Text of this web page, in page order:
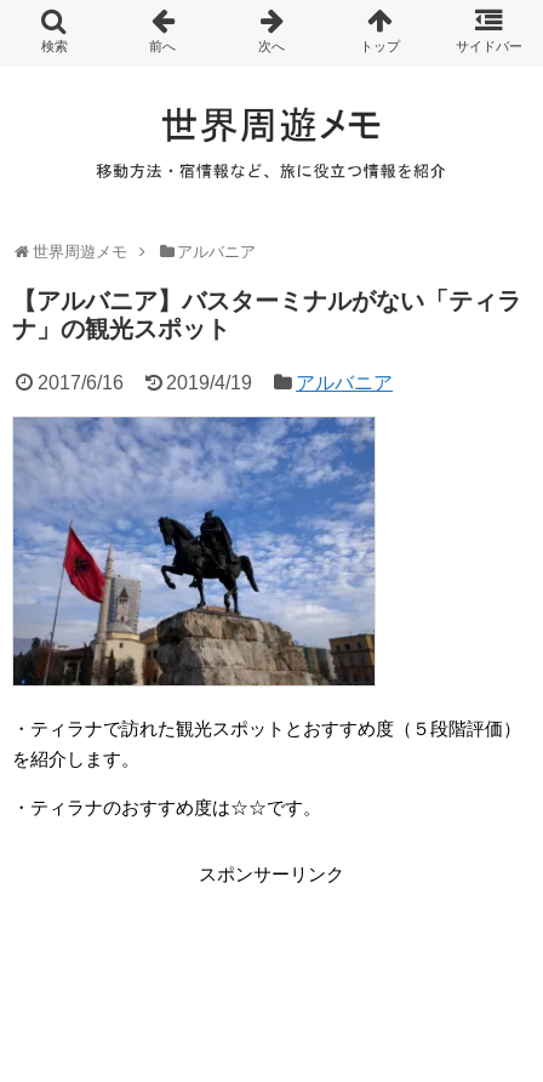
世界周遊メモ アルバニア
【アルバニア】バスターミナルがない「ティラ
ナ」の観光スポット
2017/6/16 2019/4/19 アルバニア
・ティラナで訪れた観光スポットとおすすめ度（５段階評価）
を紹介します。
・ティラナのおすすめ度は☆☆です。
スポンサーリンク